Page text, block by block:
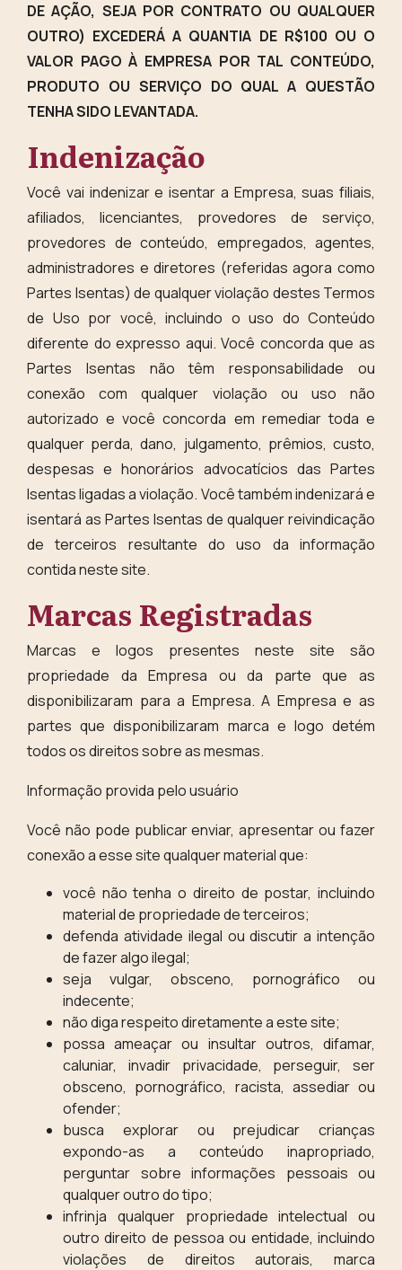
DE AÇÃO, SEJA POR CONTRATO OU QUALQUER
OUTRO) EXCEDERÁ A QUANTIA DE R$100 OU O
VALOR PAGO À EMPRESA POR TAL CONTEÚDO,
PRODUTO OU SERVIÇO DO QUAL A QUESTÃO
TENHA SIDO LEVANTADA.
Indenização
Você vai indenizar e isentar a Empresa, suas filiais,
afiliados, licenciantes, provedores de serviço,
provedores de conteúdo, empregados, agentes,
administradores e diretores (referidas agora como
Partes Isentas) de qualquer violação destes Termos
de Uso por você, incluindo o uso do Conteúdo
diferente do expresso aqui. Você concorda que as
Partes Isentas não têm responsabilidade ou
conexão com qualquer violação ou uso não
autorizado e você concorda em remediar toda e
qualquer perda, dano, julgamento, prêmios, custo,
despesas e honorários advocatícios das Partes
Isentas ligadas a violação. Você também indenizará e
isentará as Partes Isentas de qualquer reivindicação
de terceiros resultante do uso da informação
contida neste site.
Marcas Registradas
Marcas e logos presentes neste site são
propriedade da Empresa ou da parte que as
disponibilizaram para a Empresa. A Empresa e as
partes que disponibilizaram marca e logo detém
todos os direitos sobre as mesmas.
Informação provida pelo usuário
Você não pode publicar enviar, apresentar ou fazer
conexão a esse site qualquer material que:
você não tenha o direito de postar, incluindo
material de propriedade de terceiros;
defenda atividade ilegal ou discutir a intenção
de fazer algo ilegal;
seja vulgar, obsceno, pornográfico ou
indecente;
não diga respeito diretamente a este site;
possa ameaçar ou insultar outros, difamar,
caluniar, invadir privacidade, perseguir, ser
obsceno, pornográfico, racista, assediar ou
ofender;
busca explorar ou prejudicar crianças
expondo-as a conteúdo inapropriado,
perguntar sobre informações pessoais ou
qualquer outro do tipo;
infrinja qualquer propriedade intelectual ou
outro direito de pessoa ou entidade, incluindo
violações de direitos autorais, marca